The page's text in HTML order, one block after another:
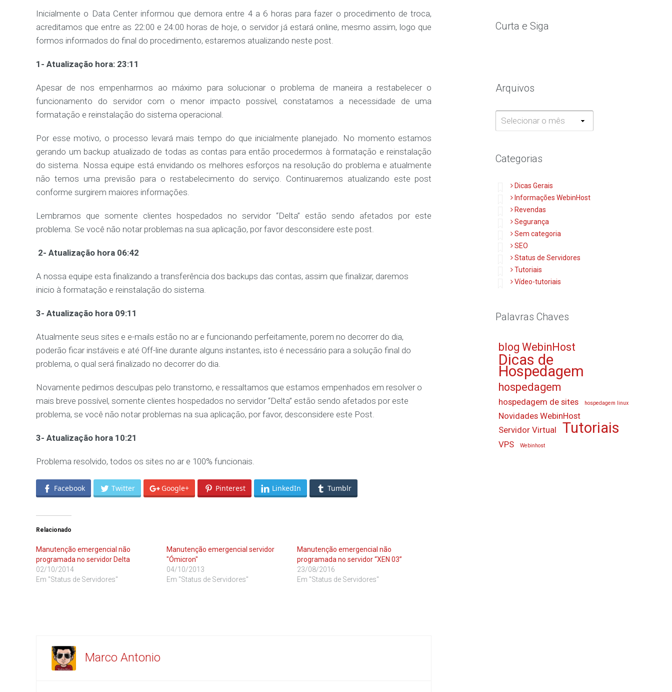
Inicialmente o Data Center informou que demora entre 4 a 6 horas para fazer o procedimento de troca,
acreditamos que entre as 22:00 e 24:00 horas de hoje, o servidor já estará online, mesmo assim, logo que
formos informados do final do procedimento, estaremos atualizando neste post.
1- Atualização hora: 23:11
Apesar de nos empenharmos ao máximo para solucionar o problema de maneira a restabelecer o
funcionamento do servidor com o menor impacto possível, constatamos a necessidade de uma
formatação e reinstalação do sistema operacional.
Por esse motivo, o processo levará mais tempo do que inicialmente planejado. No momento estamos
gerando um backup atualizado de todas as contas para então procedermos à formatação e reinstalação
do sistema. Nossa equipe está envidando os melhores esforços na resolução do problema e atualmente
não temos uma previsão para o restabelecimento do serviço. Continuaremos atualizando este post
conforme surgirem maiores informações.
Lembramos que somente clientes hospedados no servidor “Delta” estão sendo afetados por este
problema. Se você não notar problemas na sua aplicação, por favor desconsidere este post.
2- Atualização hora 06:42
A nossa equipe esta finalizando a transferência dos backups das contas, assim que finalizar, daremos
inicio à formatação e reinstalação do sistema.
3- Atualização hora 09:11
Atualmente seus sites e e-mails estão no ar e funcionando perfeitamente, porem no decorrer do dia,
poderão ficar instáveis e até Off-line durante alguns instantes, isto é necessário para a solução final do
problema, o qual será finalizado no decorrer do dia.
Novamente pedimos desculpas pelo transtorno, e ressaltamos que estamos empenhados em resolver o
mais breve possível, somente clientes hospedados no servidor “Delta” estão sendo afetados por este
problema, se você não notar problemas na sua aplicação, por favor, desconsidere este Post.
3- Atualização hora 10:21
Problema resolvido, todos os sites no ar e 100% funcionais.
Facebook Twitter Google+ Pinterest LinkedIn Tumblr
Relacionado
Manutenção emergencial não
programada no servidor Delta
02/10/2014
Em "Status de Servidores"
Manutenção emergencial servidor
"Ómicron"
04/10/2013
Em "Status de Servidores"
Manutenção emergencial não
programada no servidor “XEN 03”
23/08/2016
Em "Status de Servidores"
Marco Antonio
Curta e Siga
Arquivos
Arquivos
Categorias
Dicas Gerais
Informações WebinHost
Revendas
Segurança
Sem categoria
SEO
Status de Servidores
Tutoriais
Vídeo-tutoriais
Palavras Chaves
blog WebinHost
Dicas de
Hospedagem
hospedagem
hospedagem de sites hospedagem linux
Novidades WebinHost
Servidor Virtual
Tutoriais
VPS Webinhost